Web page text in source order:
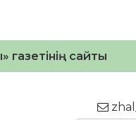
сайты